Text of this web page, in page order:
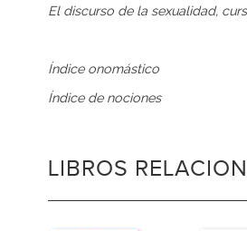
El discurso de la sexualidad,
Índice onomástico
Índice de nociones
LIBROS